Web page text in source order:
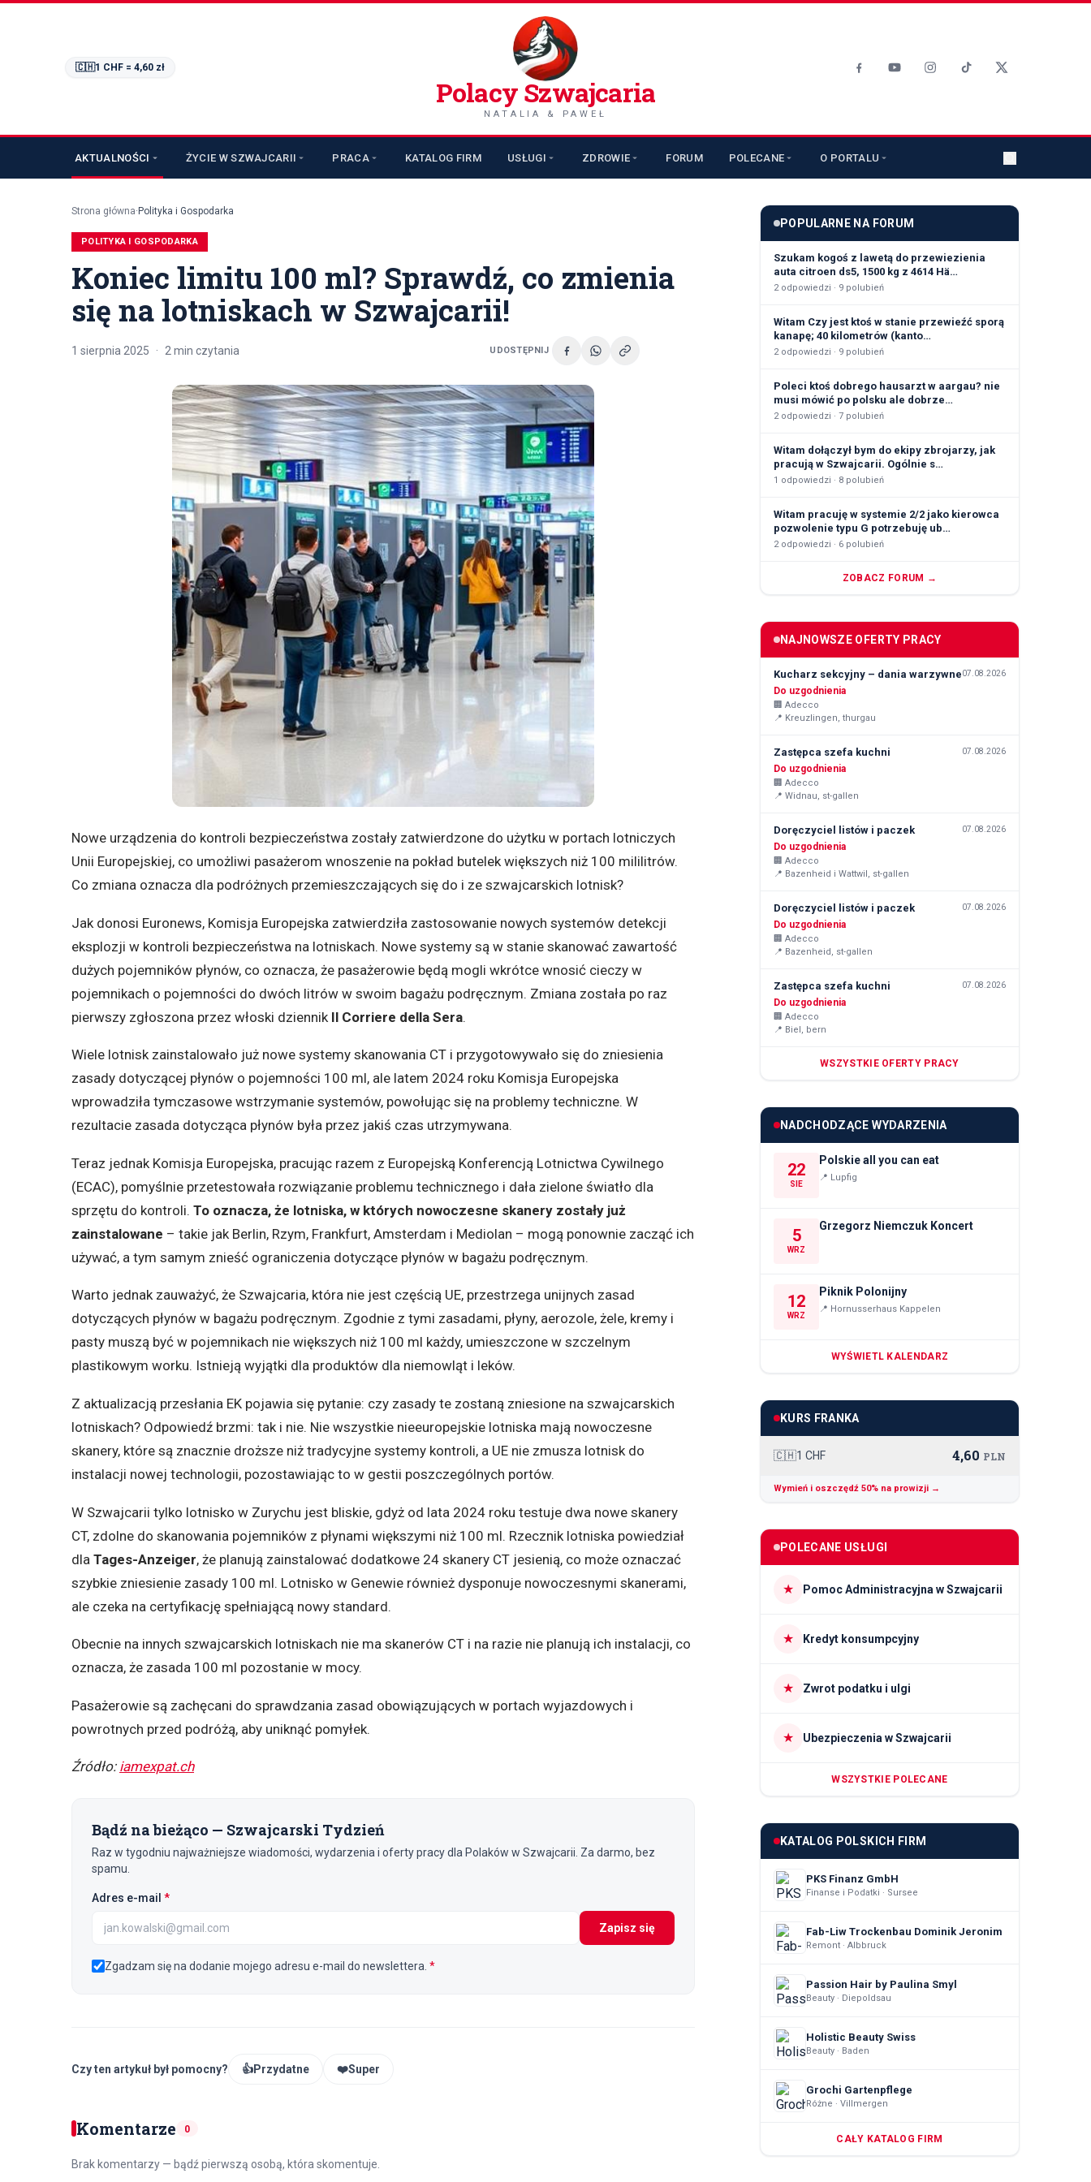
🇨🇭1 CHF = 4,60 zł
Polacy Szwajcaria
NATALIA & PAWEŁ
AKTUALNOŚCI ŻYCIE W SZWAJCARII PRACA KATALOG FIRM USŁUGI ZDROWIE FORUM POLECANE O PORTALU
Strona główna· Polityka i Gospodarka
POLITYKA I GOSPODARKA
Koniec limitu 100 ml? Sprawdź, co zmienia
się na lotniskach w Szwajcarii!
1 sierpnia 2025 · 2 min czytania UDOSTĘPNIJ
Nowe urządzenia do kontroli bezpieczeństwa zostały zatwierdzone do użytku w portach lotniczych
Unii Europejskiej, co umożliwi pasażerom wnoszenie na pokład butelek większych niż 100 mililitrów.
Co zmiana oznacza dla podróżnych przemieszczających się do i ze szwajcarskich lotnisk?
Jak donosi Euronews, Komisja Europejska zatwierdziła zastosowanie nowych systemów detekcji
eksplozji w kontroli bezpieczeństwa na lotniskach. Nowe systemy są w stanie skanować zawartość
dużych pojemników płynów, co oznacza, że pasażerowie będą mogli wkrótce wnosić cieczy w
pojemnikach o pojemności do dwóch litrów w swoim bagażu podręcznym. Zmiana została po raz
pierwszy zgłoszona przez włoski dziennik Il Corriere della Sera.
Wiele lotnisk zainstalowało już nowe systemy skanowania CT i przygotowywało się do zniesienia
zasady dotyczącej płynów o pojemności 100 ml, ale latem 2024 roku Komisja Europejska
wprowadziła tymczasowe wstrzymanie systemów, powołując się na problemy techniczne. W
rezultacie zasada dotycząca płynów była przez jakiś czas utrzymywana.
Teraz jednak Komisja Europejska, pracując razem z Europejską Konferencją Lotnictwa Cywilnego
(ECAC), pomyślnie przetestowała rozwiązanie problemu technicznego i dała zielone światło dla
sprzętu do kontroli. To oznacza, że lotniska, w których nowoczesne skanery zostały już
zainstalowane – takie jak Berlin, Rzym, Frankfurt, Amsterdam i Mediolan – mogą ponownie zacząć ich
używać, a tym samym znieść ograniczenia dotyczące płynów w bagażu podręcznym.
Warto jednak zauważyć, że Szwajcaria, która nie jest częścią UE, przestrzega unijnych zasad
dotyczących płynów w bagażu podręcznym. Zgodnie z tymi zasadami, płyny, aerozole, żele, kremy i
pasty muszą być w pojemnikach nie większych niż 100 ml każdy, umieszczone w szczelnym
plastikowym worku. Istnieją wyjątki dla produktów dla niemowląt i leków.
Z aktualizacją przesłania EK pojawia się pytanie: czy zasady te zostaną zniesione na szwajcarskich
lotniskach? Odpowiedź brzmi: tak i nie. Nie wszystkie nieeuropejskie lotniska mają nowoczesne
skanery, które są znacznie droższe niż tradycyjne systemy kontroli, a UE nie zmusza lotnisk do
instalacji nowej technologii, pozostawiając to w gestii poszczególnych portów.
W Szwajcarii tylko lotnisko w Zurychu jest bliskie, gdyż od lata 2024 roku testuje dwa nowe skanery
CT, zdolne do skanowania pojemników z płynami większymi niż 100 ml. Rzecznik lotniska powiedział
dla Tages-Anzeiger, że planują zainstalować dodatkowe 24 skanery CT jesienią, co może oznaczać
szybkie zniesienie zasady 100 ml. Lotnisko w Genewie również dysponuje nowoczesnymi skanerami,
ale czeka na certyfikację spełniającą nowy standard.
Obecnie na innych szwajcarskich lotniskach nie ma skanerów CT i na razie nie planują ich instalacji, co
oznacza, że zasada 100 ml pozostanie w mocy.
Pasażerowie są zachęcani do sprawdzania zasad obowiązujących w portach wyjazdowych i
powrotnych przed podróżą, aby uniknąć pomyłek.
Źródło: iamexpat.ch
Bądź na bieżąco — Szwajcarski Tydzień
Raz w tygodniu najważniejsze wiadomości, wydarzenia i oferty pracy dla Polaków w Szwajcarii. Za darmo, bez
spamu.
Adres e-mail *(wymagane)
Zapisz się
Zgadzam się na dodanie mojego adresu e-mail do newslettera. *
Czy ten artykuł był pomocny? 👍Przydatne ❤️Super
Komentarze 0
Brak komentarzy — bądź pierwszą osobą, która skomentuje.
POPULARNE NA FORUM
Szukam kogoś z lawetą do przewiezienia
auta citroen ds5, 1500 kg z 4614 Hä…
2odpowiedzi · 9 polubień
Witam Czy jest ktoś w stanie przewieźć sporą
kanapę; 40 kilometrów (kanto…
2odpowiedzi · 9 polubień
Poleci ktoś dobrego hausarzt w aargau? nie
musi mówić po polsku ale dobrze…
2odpowiedzi · 7 polubień
Witam dołączył bym do ekipy zbrojarzy, jak
pracują w Szwajcarii. Ogólnie s…
1 odpowiedzi · 8 polubień
Witam pracuję w systemie 2/2 jako kierowca
pozwolenie typu G potrzebuję ub…
2odpowiedzi · 6 polubień
ZOBACZ FORUM →
NAJNOWSZE OFERTY PRACY
Kucharz sekcyjny – dania warzywne07.08.2026
Do uzgodnienia
🏢 Adecco
📍 Kreuzlingen, thurgau
Zastępca szefa kuchni 07.08.2026
Do uzgodnienia
🏢 Adecco
📍 Widnau, st-gallen
Doręczyciel listów i paczek 07.08.2026
Do uzgodnienia
🏢 Adecco
📍 Bazenheid i Wattwil, st-gallen
Doręczyciel listów i paczek 07.08.2026
Do uzgodnienia
🏢 Adecco
📍 Bazenheid, st-gallen
Zastępca szefa kuchni 07.08.2026
Do uzgodnienia
🏢 Adecco
📍 Biel, bern
WSZYSTKIE OFERTY PRACY
NADCHODZĄCE WYDARZENIA
22
SIE
Polskie all you can eat
📍 Lupfig
5
WRZ
Grzegorz Niemczuk Koncert
12
WRZ
Piknik Polonijny
📍 Hornusserhaus Kappelen
WYŚWIETL KALENDARZ
KURS FRANKA
🇨🇭1 CHF 4,60 PLN
Wymień i oszczędź 50% na prowizji →
POLECANE USŁUGI
★ Pomoc Administracyjna w Szwajcarii
★ Kredyt konsumpcyjny
★ Zwrot podatku i ulgi
★ Ubezpieczenia w Szwajcarii
WSZYSTKIE POLECANE
KATALOG POLSKICH FIRM
PKS Finanz GmbH
Finanse i Podatki · Sursee
Fab-Liw Trockenbau Dominik Jeronim
Remont · Albbruck
Passion Hair by Paulina Smyl
Beauty · Diepoldsau
Holistic Beauty Swiss
Beauty · Baden
Grochi Gartenpflege
Różne · Villmergen
CAŁY KATALOG FIRM